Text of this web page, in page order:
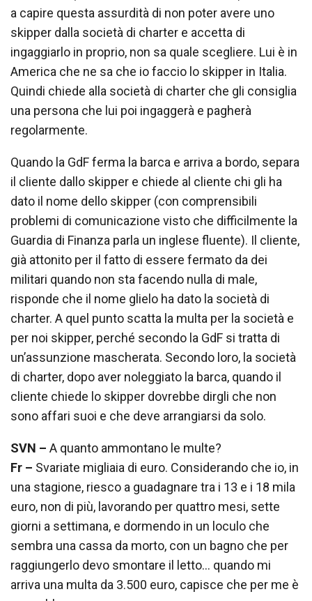
a capire questa assurdità di non poter avere uno
skipper dalla società di charter e accetta di
ingaggiarlo in proprio, non sa quale scegliere. Lui è in
America che ne sa che io faccio lo skipper in Italia.
Quindi chiede alla società di charter che gli consiglia
una persona che lui poi ingaggerà e pagherà
regolarmente.
Quando la GdF ferma la barca e arriva a bordo, separa
il cliente dallo skipper e chiede al cliente chi gli ha
dato il nome dello skipper (con comprensibili
problemi di comunicazione visto che difficilmente la
Guardia di Finanza parla un inglese fluente). Il cliente,
già attonito per il fatto di essere fermato da dei
militari quando non sta facendo nulla di male,
risponde che il nome glielo ha dato la società di
charter. A quel punto scatta la multa per la società e
per noi skipper, perché secondo la GdF si tratta di
un’assunzione mascherata. Secondo loro, la società
di charter, dopo aver noleggiato la barca, quando il
cliente chiede lo skipper dovrebbe dirgli che non
sono affari suoi e che deve arrangiarsi da solo.
SVN – A quanto ammontano le multe?
Fr – Svariate migliaia di euro. Considerando che io, in
una stagione, riesco a guadagnare tra i 13 e i 18 mila
euro, non di più, lavorando per quattro mesi, sette
giorni a settimana, e dormendo in un loculo che
sembra una cassa da morto, con un bagno che per
raggiungerlo devo smontare il letto… quando mi
arriva una multa da 3.500 euro, capisce che per me è